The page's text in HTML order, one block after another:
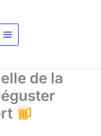
de la